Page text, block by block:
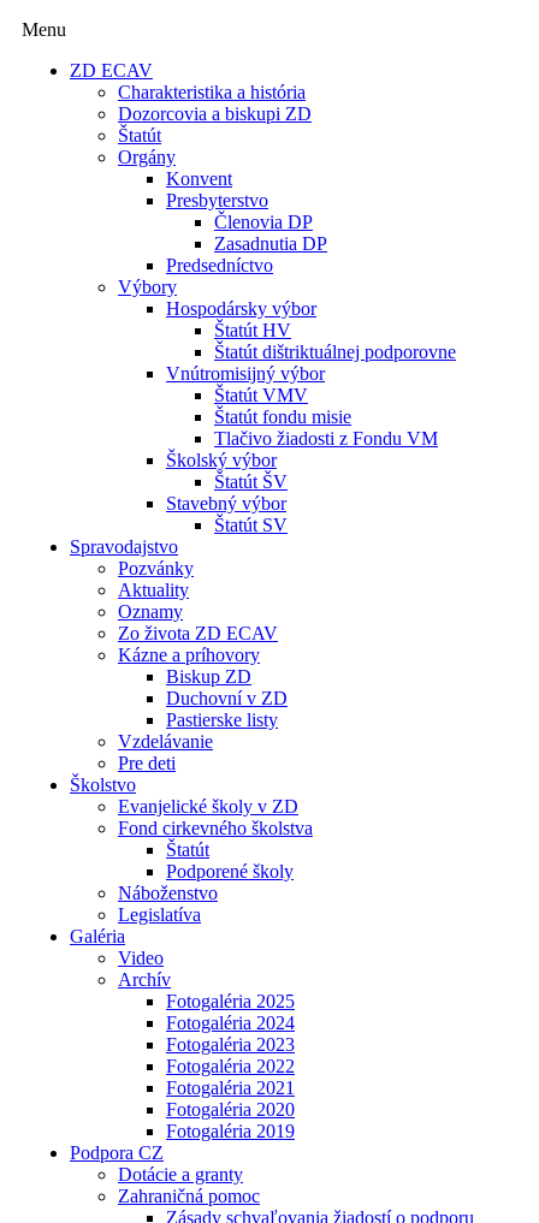
Menu
ZD ECAV
Charakteristika a história
Dozorcovia a biskupi ZD
Štatút
Orgány
Konvent
Presbyterstvo
Členovia DP
Zasadnutia DP
Predsedníctvo
Výbory
Hospodársky výbor
Štatút HV
Štatút dištriktuálnej podporovne
Vnútromisijný výbor
Štatút VMV
Štatút fondu misie
Tlačivo žiadosti z Fondu VM
Školský výbor
Štatút ŠV
Stavebný výbor
Štatút SV
Spravodajstvo
Pozvánky
Aktuality
Oznamy
Zo života ZD ECAV
Kázne a príhovory
Biskup ZD
Duchovní v ZD
Pastierske listy
Vzdelávanie
Pre deti
Školstvo
Evanjelické školy v ZD
Fond cirkevného školstva
Štatút
Podporené školy
Náboženstvo
Legislatíva
Galéria
Video
Archív
Fotogaléria 2025
Fotogaléria 2024
Fotogaléria 2023
Fotogaléria 2022
Fotogaléria 2021
Fotogaléria 2020
Fotogaléria 2019
Podpora CZ
Dotácie a granty
Zahraničná pomoc
Zásady schvaľovania žiadostí o podporu